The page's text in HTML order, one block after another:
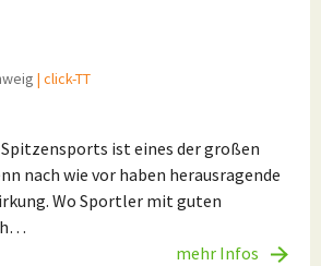
| click-TT
Spitzensports ist eines der großen
nach wie vor haben herausragende
Wo Sportler mit guten
mehr Infos